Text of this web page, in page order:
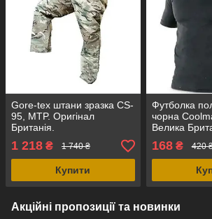
Gore-tex штани зразка CS-
95, MTP. Оригінал
Британія.
1 218 ₴ 1 740 ₴
Купити
Футболка
чорна
Велика
168₴ 420
Акційні пропозиції та новинки